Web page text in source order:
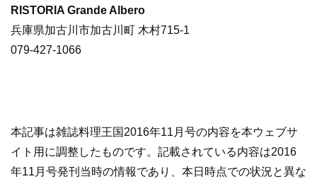
RISTORIA Grande Albero
兵庫県加古川市加古川町 木村715-1
079-427-1066
本記事は雑誌料理王国2016年11月号の内容を本ウェブサ
イト用に調整したものです。記載されている内容は2016
年11月号発刊当時の情報であり、本日時点での状況と異な